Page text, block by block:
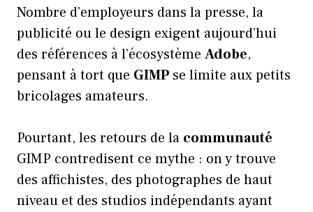
Nombre d’employeurs dans la presse, la
publicité ou le design exigent aujourd’hui
des références à l’écosystème Adobe,
pensant à tort que GIMP se limite aux petits
bricolages amateurs.
Pourtant, les retours de la communauté
GIMP contredisent ce mythe : on y trouve
des affichistes, des photographes de haut
niveau et des studios indépendants ayant